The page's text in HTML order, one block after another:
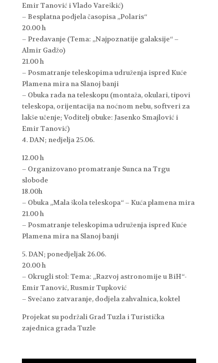
Emir Tanović i Vlado Vareškić)
– Besplatna podjela časopisa „Polaris“
20.00 h
– Predavanje (Tema: „Najpoznatije galaksije“ –
Almir Gadžo)
21.00 h
– Posmatranje teleskopima udruženja ispred Kuće
Plamena mira na Slanoj banji
– Obuka rada na teleskopu (montaža, okulari, tipovi
teleskopa, orijentacija na noćnom nebu, softveri za
lakše učenje; Voditelj obuke: Jasenko Smajlović i
Emir Tanović)
4. DAN; nedjelja 25.06.
12.00 h
– Organizovano promatranje Sunca na Trgu
slobode
18.00h
– Obuka „Mala škola teleskopa“ – Kuća plamena mira
21.00 h
– Posmatranje teleskopima udruženja ispred Kuće
Plamena mira na Slanoj banji
5. DAN; ponedjeljak 26.06.
20.00 h
– Okrugli stol: Tema: „Razvoj astronomije u BiH“-
Emir Tanović, Rusmir Tupković
– Svečano zatvaranje, dodjela zahvalnica, koktel
Projekat su podržali Grad Tuzla i Turistička
zajednica grada Tuzle